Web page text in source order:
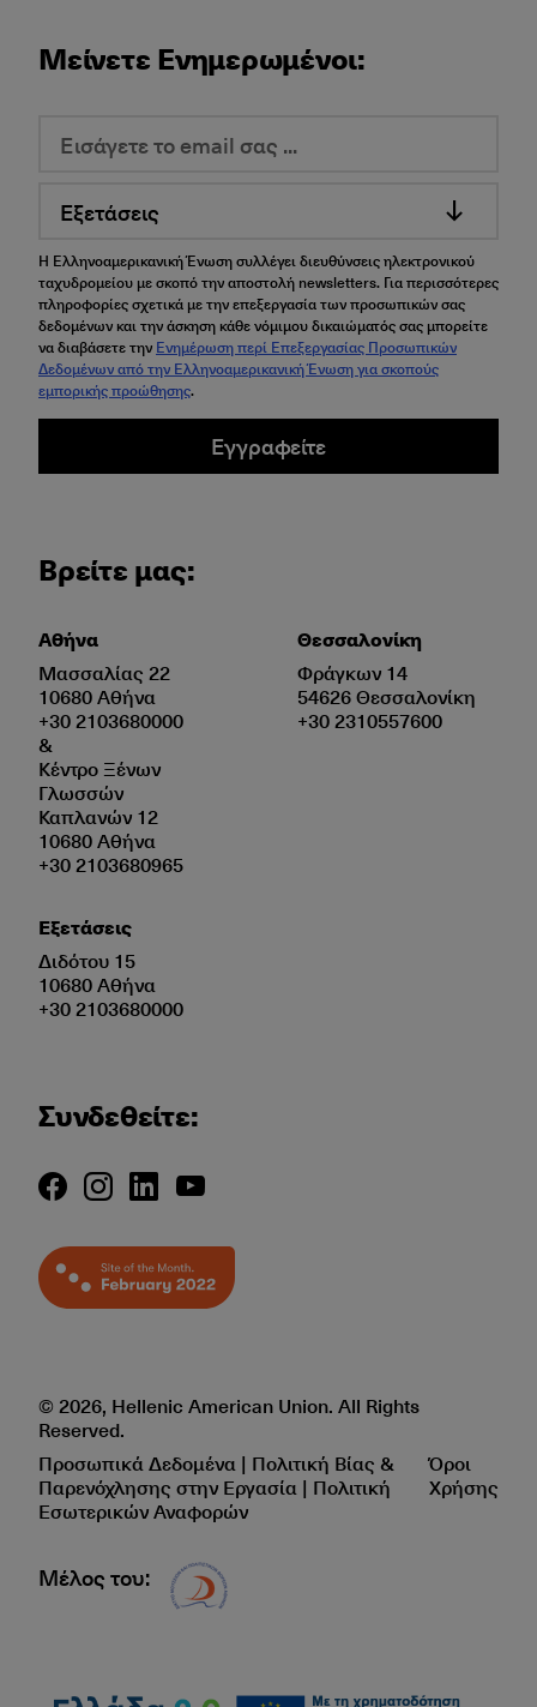
Μείνετε Ενημερωμένοι:
Εξετάσεις
Η Ελληνοαμερικανική Ένωση συλλέγει διευθύνσεις ηλεκτρονικού
ταχυδρομείου με σκοπό την αποστολή newsletters. Για περισσότερες
πληροφορίες σχετικά με την επεξεργασία των προσωπικών σας
δεδομένων και την άσκηση κάθε νόμιμου δικαιώματός σας μπορείτε
να διαβάσετε την Ενημέρωση περί Επεξεργασίας Προσωπικών
Δεδομένων από την Ελληνοαμερικανική Ένωση για σκοπούς
εμπορικής προώθησης.
Εγγραφείτε
Βρείτε μας:
Αθήνα
Μασσαλίας 22
10680 Αθήνα
+30 2103680000
&
Κέντρο Ξένων
Γλωσσών
Καπλανών 12
10680 Αθήνα
+30 2103680965
Εξετάσεις
Διδότου 15
10680 Αθήνα
+30 2103680000
Θεσσαλονίκη
Φράγκων 14
54626 Θεσσαλονίκη
+30 2310557600
Συνδεθείτε:
© 2026, Hellenic American Union. All Rights
Reserved.
Προσωπικά Δεδομένα | Πολιτική Βίας &
Παρενόχλησης στην Εργασία | Πολιτική
Εσωτερικών Αναφορών
Όροι
Χρήσης
Μέλος του: